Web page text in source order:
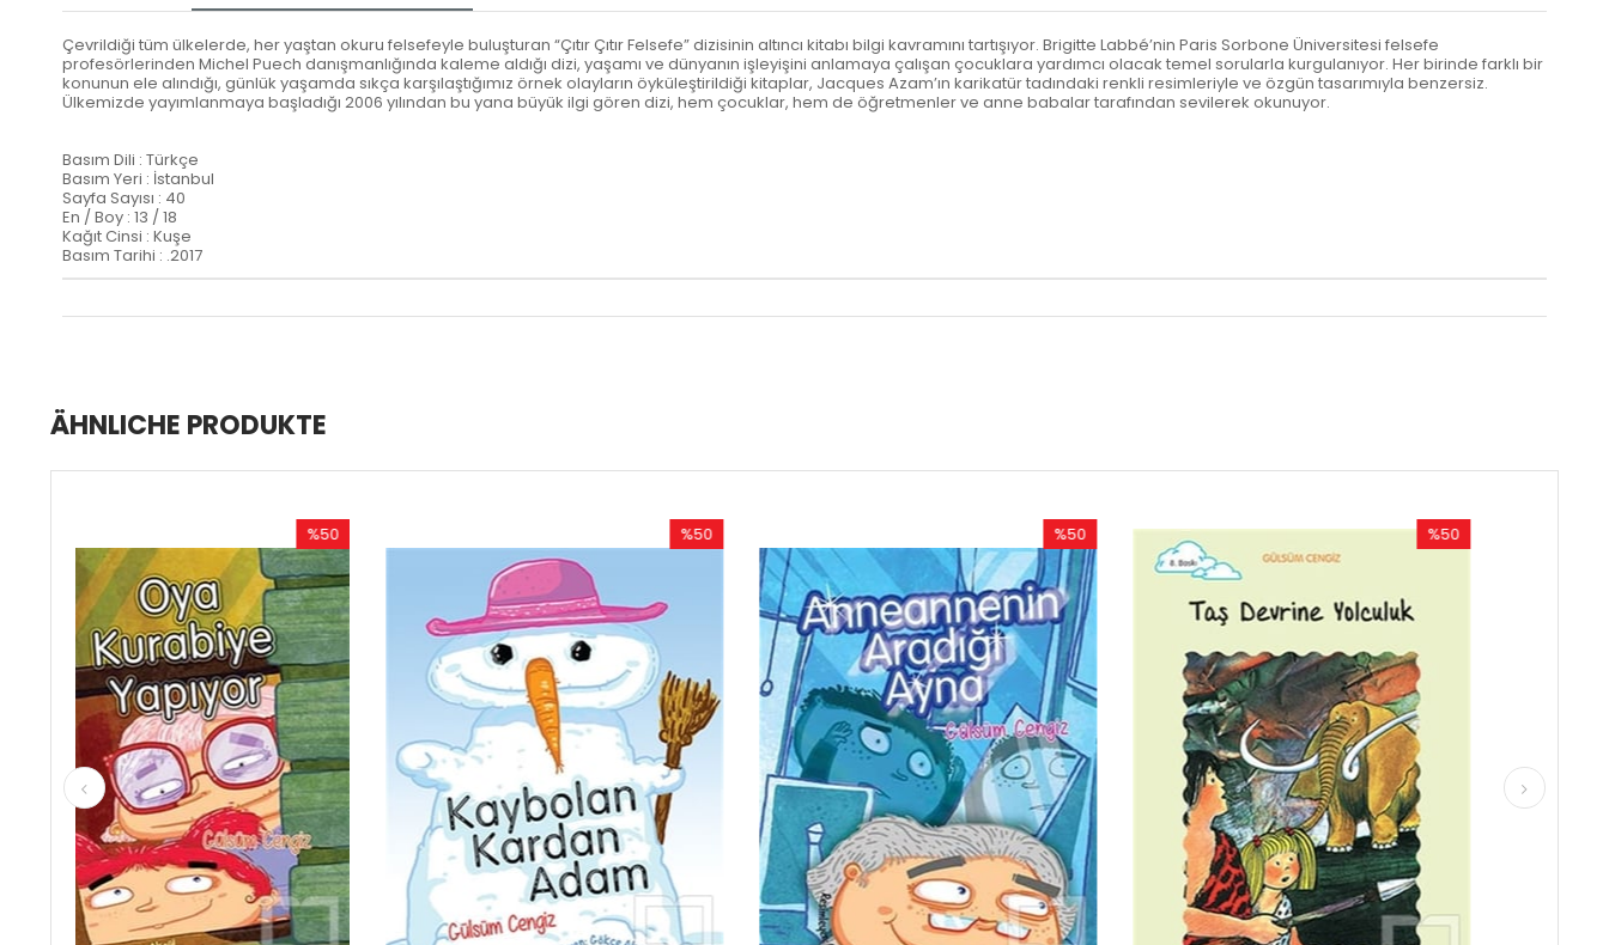
Çevrildiği tüm ülkelerde, her yaştan okuru felsefeyle buluşturan “Çıtır Çıtır Felsefe” dizisinin altıncı kitabı bilgi kavramını tartışıyor. Brigitte Labbé’nin Paris Sorbone Üniversitesi felsefe
profesörlerinden Michel Puech danışmanlığında kaleme aldığı dizi, yaşamı ve dünyanın işleyişini anlamaya çalışan çocuklara yardımcı olacak temel sorularla kurgulanıyor. Her birinde farklı bir
konunun ele alındığı, günlük yaşamda sıkça karşılaştığımız örnek olayların öyküleştirildiği kitaplar, Jacques Azam’ın karikatür tadındaki renkli resimleriyle ve özgün tasarımıyla benzersiz.
Ülkemizde yayımlanmaya başladığı 2006 yılından bu yana büyük ilgi gören dizi, hem çocuklar, hem de öğretmenler ve anne babalar tarafından sevilerek okunuyor.
Basım Dili : Türkçe
Basım Yeri : İstanbul
Sayfa Sayısı : 40
En / Boy : 13 / 18
Kağıt Cinsi : Kuşe
Basım Tarihi : .2017
ÄHNLICHE PRODUKTE
Rabatt
%50Rabatt
%50Rabatt
Rabatt
%50Rabatt
%50
Rabatt
%50Rabatt